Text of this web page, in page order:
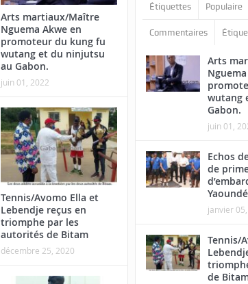
Arts martiaux/Maître
Nguema Akwe en
promoteur du kung fu
wutang et du ninjutsu
au Gabon.
juin 01, 2022
Tennis/Avomo Ella et
Lebendje reçus en
triomphe par les
autorités de Bitam
décembre 25, 2020
Étiquettes Populaire
Commentaires
Arts
wutang
Gabon.
juin 01,
Echos
de
janvier
Tennis/
de